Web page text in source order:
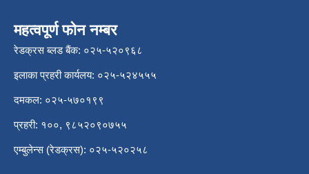
महत्वपूर्ण फोन नम्बर
रेडक्रस ब्लड बैंक: ०२५-५२०९६८
इलाका प्रहरी कार्यलय: ०२५-५२४५५५
दमकल: ०२५-५७०१९९
प्रहरी: १००, ९८५२०९०७५५
एम्बुलेन्स (रेडक्रस): ०२५-५२०२५८